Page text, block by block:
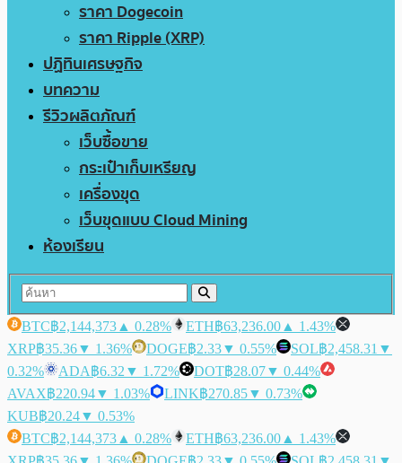
ราคา Dogecoin
ราคา Ripple (XRP)
ปฏิทินเศรษฐกิจ
บทความ
รีวิวผลิตภัณฑ์
เว็บซื้อขาย
กระเป๋าเก็บเหรียญ
เครื่องขุด
เว็บขุดแบบ Cloud Mining
ห้องเรียน
BTC฿2,144,373 ▲ 0.28% ETH฿63,236.00 ▲ 1.43%
XRP฿35.36▼ 1.36% DOGE฿2.33▼ 0.55% SOL฿2,458.31 ▼
0.32%
ADA฿6.32 ▼ 1.72% DOT฿28.07▼ 0.44%
AVAX฿220.94▼ 1.03% LINK฿270.85▼ 0.73%
KUB฿20.24▼ 0.53%
BTC฿2,144,373 ▲ 0.28% ETH฿63,236.00 ▲ 1.43%